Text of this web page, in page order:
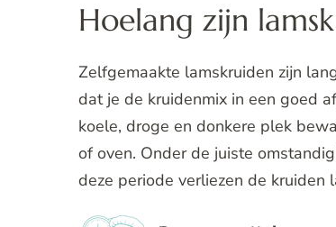
Hoelang zijn
Zelfgemaakte lamskruiden zijn
dat je de kruidenmix in een goed
koele, droge en donkere plek
of oven. Onder de juiste
deze periode verliezen de kruiden